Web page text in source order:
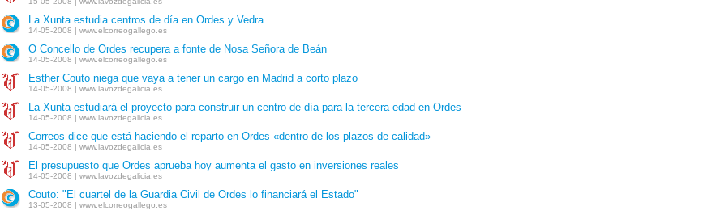
La Xunta estudia centros de día en Ordes y Vedra
14-05-2008 | www.elcorreogallego.es
O Concello de Ordes recupera a fonte de Nosa Señora de Beán
14-05-2008 | www.elcorreogallego.es
Esther Couto niega que vaya a tener un cargo en Madrid a corto plazo
14-05-2008 | www.lavozdegalicia.es
La Xunta estudiará el proyecto para construir un centro de día para la tercera edad en Ordes
14-05-2008 | www.lavozdegalicia.es
Correos dice que está haciendo el reparto en Ordes «dentro de los plazos de calidad»
14-05-2008 | www.lavozdegalicia.es
El presupuesto que Ordes aprueba hoy aumenta el gasto en inversiones reales
14-05-2008 | www.lavozdegalicia.es
Couto: "El cuartel de la Guardia Civil de Ordes lo financiará el Estado"
13-05-2008 | www.elcorreogallego.es